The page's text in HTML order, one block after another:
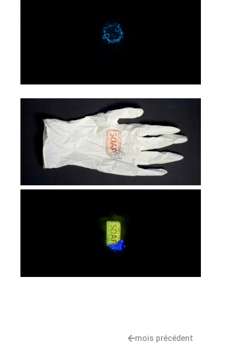
mois précédent